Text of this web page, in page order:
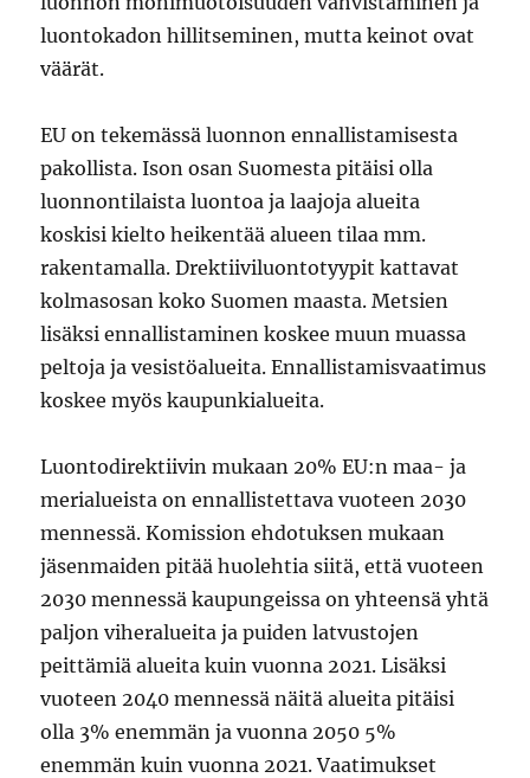
luontokadon hillitseminen, mutta keinot ovat
väärät.
EU on tekemässä luonnon ennallistamisesta
pakollista. Ison osan Suomesta pitäisi olla
luonnontilaista luontoa ja laajoja alueita
koskisi kielto heikentää alueen tilaa mm.
rakentamalla. Drektiiviluontotyypit kattavat
kolmasosan koko Suomen maasta. Metsien
lisäksi ennallistaminen koskee muun muassa
peltoja ja vesistöalueita. Ennallistamisvaatimus
koskee myös kaupunkialueita.
Luontodirektiivin mukaan 20% EU:n maa- ja
merialueista on ennallistettava vuoteen 2030
mennessä. Komission ehdotuksen mukaan
jäsenmaiden pitää huolehtia siitä, että vuoteen
2030 mennessä kaupungeissa on yhteensä yhtä
paljon viheralueita ja puiden latvustojen
peittämiä alueita kuin vuonna 2021. Lisäksi
vuoteen 2040 mennessä näitä alueita pitäisi
olla 3% enemmän ja vuonna 2050 5%
enemmän kuin vuonna 2021. Vaatimukset